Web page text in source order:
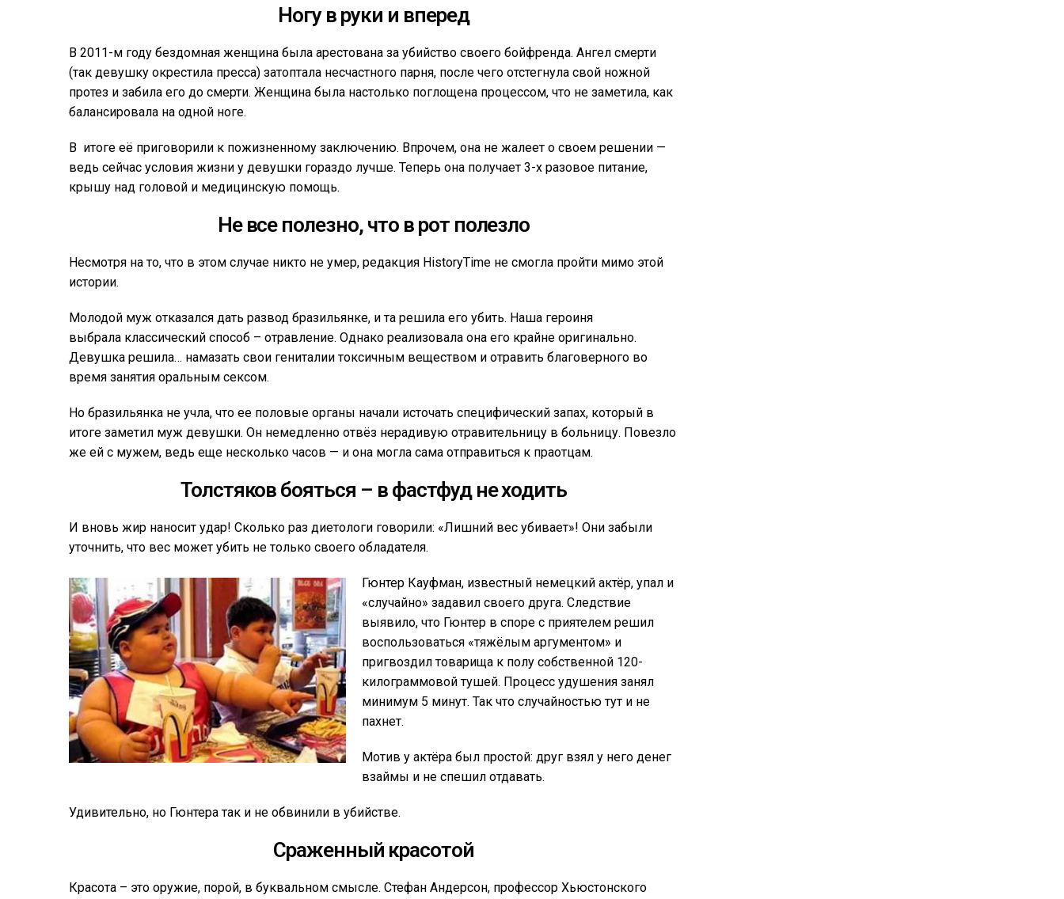
Ногу в руки и вперед
В 2011-м году бездомная женщина была арестована за убийство своего бойфренда. Ангел смерти
(так девушку окрестила пресса) затоптала несчастного парня, после чего отстегнула свой ножной
протез и забила его до смерти. Женщина была настолько поглощена процессом, что не заметила, как
балансировала на одной ноге.
В итоге её приговорили к пожизненному заключению. Впрочем, она не жалеет о своем решении —
ведь сейчас условия жизни у девушки гораздо лучше. Теперь она получает 3-х разовое питание,
крышу над головой и медицинскую помощь.
Не все полезно, что в рот полезло
Несмотря на то, что в этом случае никто не умер, редакция HistoryTime не смогла пройти мимо этой
истории.
Молодой муж отказался дать развод бразильянке, и та решила его убить. Наша героиня
выбрала классический способ – отравление. Однако реализовала она его крайне оригинально.
Девушка решила… намазать свои гениталии токсичным веществом и отравить благоверного во
время занятия оральным сексом.
Но бразильянка не учла, что ее половые органы начали источать специфический запах, который в
итоге заметил муж девушки. Он немедленно отвёз нерадивую отравительницу в больницу. Повезло
же ей с мужем, ведь еще несколько часов — и она могла сама отправиться к праотцам.
Толстяков бояться – в фастфуд не ходить
И вновь жир наносит удар! Сколько раз диетологи говорили: «Лишний вес убивает»! Они забыли
уточнить, что вес может убить не только своего обладателя.
Гюнтер Кауфман, известный немецкий актёр, упал и
«случайно» задавил своего друга. Следствие
выявило, что Гюнтер в споре с приятелем решил
воспользоваться «тяжёлым аргументом» и
пригвоздил товарища к полу собственной 120-
килограммовой тушей. Процесс удушения занял
минимум 5 минут. Так что случайностью тут и не
пахнет.
Мотив у актёра был простой: друг взял у него денег
взаймы и не спешил отдавать.
Удивительно, но Гюнтера так и не обвинили в убийстве.
Сраженный красотой
Красота – это оружие, порой, в буквальном смысле. Стефан Андерсон, профессор Хьюстонского